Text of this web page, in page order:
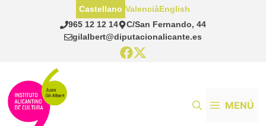
965 12 12 14
C/San Fernando, 44
gilalbert@diputacionalicante.es
Castellano ValenciàEnglish
MENÚ